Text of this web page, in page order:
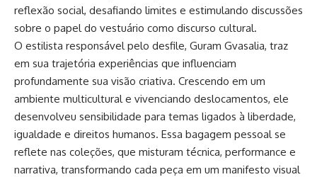
reflexão social, desafiando limites e estimulando discussões
sobre o papel do vestuário como discurso cultural.
O estilista responsável pelo desfile, Guram Gvasalia, traz
em sua trajetória experiências que influenciam
profundamente sua visão criativa. Crescendo em um
ambiente multicultural e vivenciando deslocamentos, ele
desenvolveu sensibilidade para temas ligados à liberdade,
igualdade e direitos humanos. Essa bagagem pessoal se
reflete nas coleções, que misturam técnica, performance e
narrativa, transformando cada peça em um manifesto visual